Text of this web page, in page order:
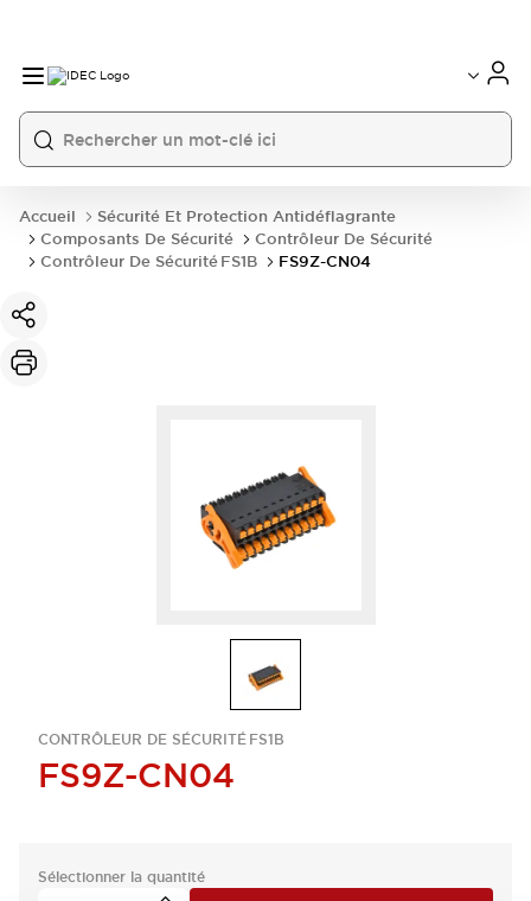
Accueil
Sécurité Et Protection Antidéflagrante
Composants De Sécurité
Contrôleur De Sécurité
Contrôleur De Sécurité FS1B
FS9Z-CN04
CONTRÔLEUR DE SÉCURITÉ FS1B
FS9Z-CN04
Sélectionner la quantité